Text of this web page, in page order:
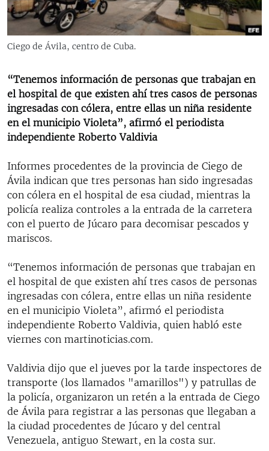
RADIO MARTÍ
ESPECIALES
ESPECIALES
LA REALIDAD DE LA VIVIENDA EN CUBA
SER VIEJO EN CUBA
KENTU-CUBANO
LOS SANTOS DE HIALEAH
DESINFORMACIÓN RUSA EN AMÉRICA LATINA
LA INVASIÓN DE RUSIA A UCRANIA
MULTIMEDIA
EDITORIALES
SÍGUENOS
Ciego de Ávila, centro de Cuba.
“Tenemos información de personas que trabajan en
el hospital de que existen ahí tres casos de personas
ingresadas con cólera, entre ellas un niña residente
en el municipio Violeta”, afirmó el periodista
independiente Roberto Valdivia
Informes procedentes de la provincia de Ciego de
Ávila indican que tres personas han sido ingresadas
con cólera en el hospital de esa ciudad, mientras la
policía realiza controles a la entrada de la carretera
con el puerto de Júcaro para decomisar pescados y
mariscos.
“Tenemos información de personas que trabajan en
el hospital de que existen ahí tres casos de personas
ingresadas con cólera, entre ellas un niña residente
en el municipio Violeta”, afirmó el periodista
independiente Roberto Valdivia, quien habló este
viernes con martinoticias.com.
Valdivia dijo que el jueves por la tarde inspectores de
transporte (los llamados "amarillos") y patrullas de
la policía, organizaron un retén a la entrada de Ciego
de Ávila para registrar a las personas que llegaban a
la ciudad procedentes de Júcaro y del central
Venezuela, antiguo Stewart, en la costa sur.